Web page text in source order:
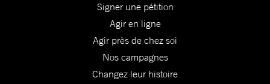
Signer une pétition
Agir en ligne
Agir près de chez soi
Nos campagnes
Changez leur histoire